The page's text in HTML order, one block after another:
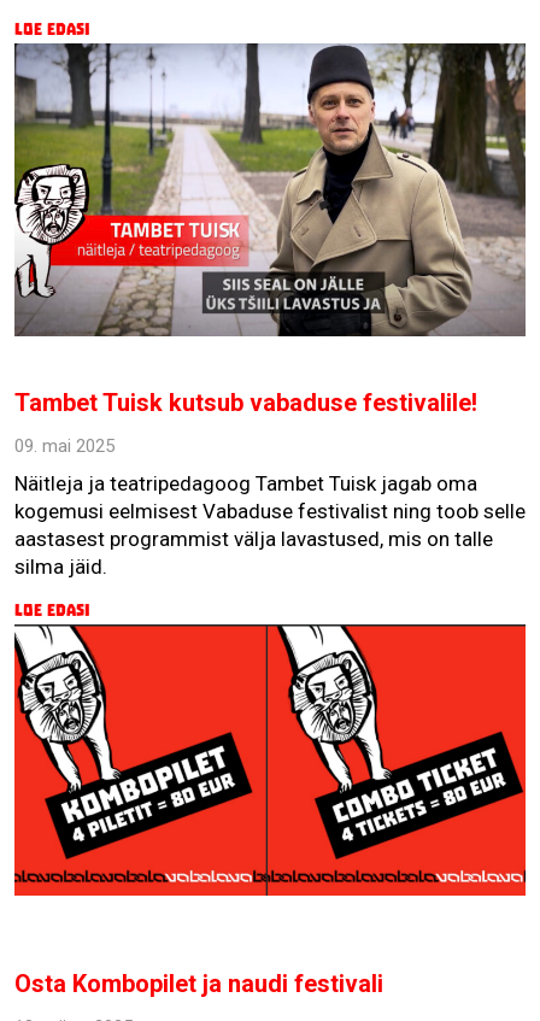
Loe edasi
Tambet Tuisk kutsub vabaduse festivalile!
09. mai 2025
Näitleja ja teatripedagoog Tambet Tuisk jagab oma
kogemusi eelmisest Vabaduse festivalist ning toob selle
aastasest programmist välja lavastused, mis on talle
silma jäid.
Loe edasi
Osta Kombopilet ja naudi festivali